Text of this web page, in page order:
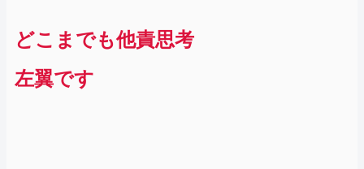
どこまでも他責思考
左翼です